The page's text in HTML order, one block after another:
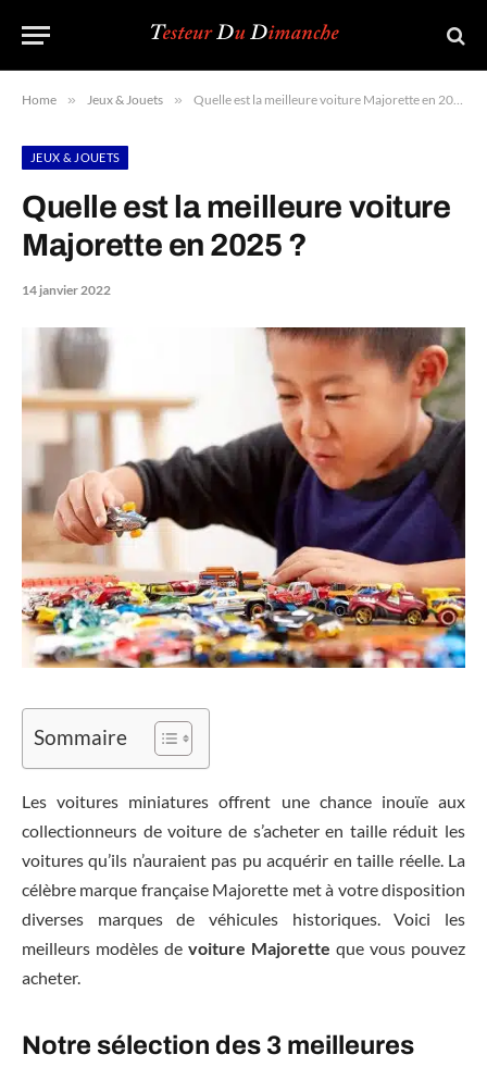
Home » Jeux & Jouets » Quelle est la meilleure voiture Majorette en 2025 ?
JEUX & JOUETS
Quelle est la meilleure voiture
Majorette en 2025 ?
14 janvier 2022
Sommaire
Les voitures miniatures offrent une chance inouïe aux
collectionneurs de voiture de s’acheter en taille réduit les
voitures qu’ils n’auraient pas pu acquérir en taille réelle. La
célèbre marque française Majorette met à votre disposition
diverses marques de véhicules historiques. Voici les
meilleurs modèles de voiture Majorette que vous pouvez
acheter.
Notre sélection des 3 meilleures